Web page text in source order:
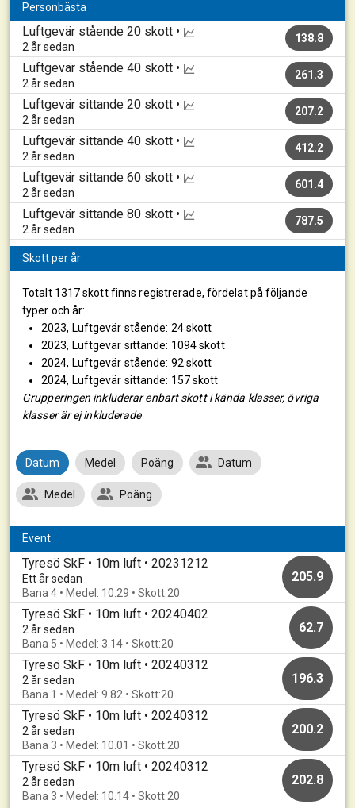
Personbästa
Luftgevär stående 20 skott •
2 år sedan
138.8
Luftgevär stående 40 skott •
2 år sedan
261.3
Luftgevär sittande 20 skott •
2 år sedan
207.2
Luftgevär sittande 40 skott •
2 år sedan
412.2
Luftgevär sittande 60 skott •
2 år sedan
601.4
Luftgevär sittande 80 skott •
2 år sedan
787.5
Skott per år
Totalt 1317 skott finns registrerade, fördelat på följande
typer och år:
2023, Luftgevär stående: 24 skott
2023, Luftgevär sittande: 1094 skott
2024, Luftgevär stående: 92 skott
2024, Luftgevär sittande: 157 skott
Grupperingen inkluderar enbart skott i kända klasser, övriga
klasser är ej inkluderade
Datum Medel Poäng Datum
Medel Poäng
Event
Tyresö SkF • 10m luft • 20231212
Ett år sedan
Bana 4 • Medel: 10.29 • Skott:20
205.9
Tyresö SkF • 10m luft • 20240402
2 år sedan
Bana 5 • Medel: 3.14 • Skott:20
62.7
Tyresö SkF • 10m luft • 20240312
2 år sedan
Bana 1 • Medel: 9.82 • Skott:20
196.3
Tyresö SkF • 10m luft • 20240312
2 år sedan
Bana 3 • Medel: 10.01 • Skott:20
200.2
Tyresö SkF • 10m luft • 20240312
2 år sedan
Bana 3 • Medel: 10.14 • Skott:20
202.8